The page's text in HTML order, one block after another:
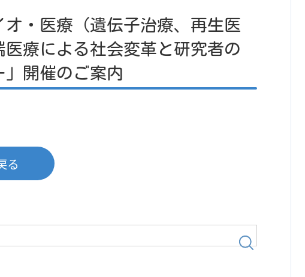
・医療（遺伝子治療、再生医
療による社会変革と研究者の
開催のご案内
る
検